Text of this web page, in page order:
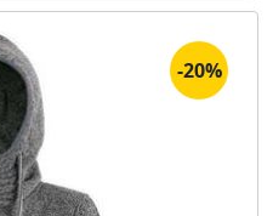
-20%